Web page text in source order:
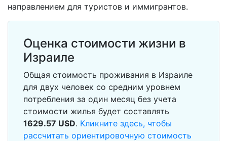
направлением для туристов и иммигрантов.
Оценка стоимости жизни в
Израиле
Общая стоимость проживания в Израиле
для двух человек со средним уровнем
потребления за один месяц без учета
стоимости жилья будет составлять
1629.57 USD. Кликните здесь, чтобы
рассчитать ориентировочную стоимость